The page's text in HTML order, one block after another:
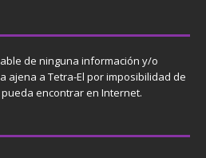
de ninguna información y/o
ajena a Tetra-El por imposibilidad de
encontrar en Internet.